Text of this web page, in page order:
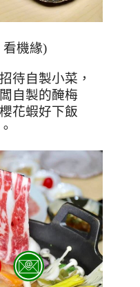
機緣)
待自製小菜，
自製的醃梅
花蝦好下飯